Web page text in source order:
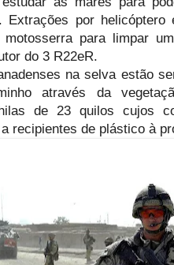
Extrações por
para limpar
do 3 R22eR.
na selva estão
através da
de 23 quilos cujos
recipientes de plástico à